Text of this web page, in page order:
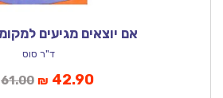
אם יוצאים מגיעים
ד"ר סוס
61.00המחיר
₪ 42.90המחיר